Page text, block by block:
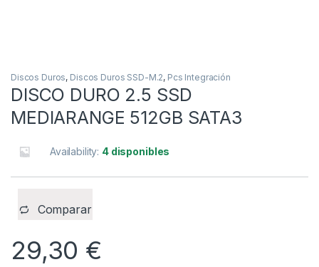
Discos Duros, Discos Duros SSD-M.2, Pcs Integración
DISCO DURO 2.5 SSD
MEDIARANGE 512GB SATA3
Availability: 4 disponibles
Comparar
29,30 €